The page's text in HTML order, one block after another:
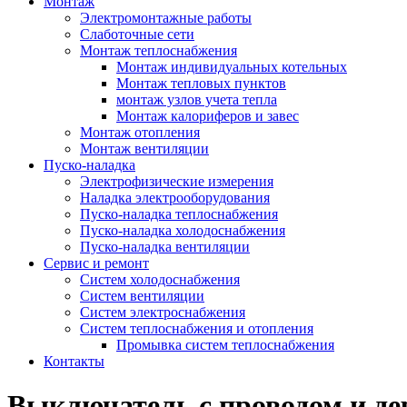
Электромонтажные работы
Слаботочные сети
Монтаж теплоснабжения
Монтаж индивидуальных котельных
Монтаж тепловых пунктов
монтаж узлов учета тепла
Монтаж калориферов и завес
Монтаж отопления
Монтаж вентиляции
Пуско-наладка
Электрофизические измерения
Наладка электрооборудования
Пуско-наладка теплоснабжения
Пуско-наладка холодоснабжения
Пуско-наладка вентиляции
Сервис и ремонт
Систем холодоснабжения
Систем вентиляции
Систем электроснабжения
Систем теплоснабжения и отопления
Промывка систем теплоснабжения
Контакты